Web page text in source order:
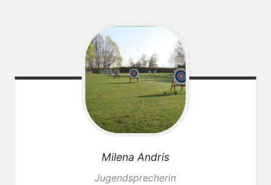
Milena Andris
Jugendsprecherin